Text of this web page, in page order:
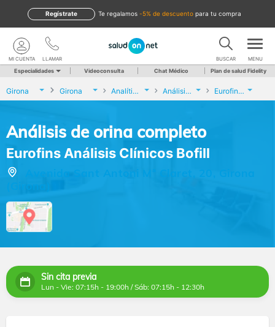
te regalamos -5% de descuento para tu compra
Regístrate
LLAMAR
MI CUENTA BUSCAR MENU
Especialidades Videoconsulta Chat Médico Plan de salud Fidelity
Girona Girona Analíticas y Genética Análisis de orina completo Eurofins Análisis Clínicos Bofill
Análisis de orina completo
Eurofins Análisis Clínicos Bofill
Sin cita previa
Lun - Vie: 07:15h - 19:00h / Sáb: 07:15h - 12:30h